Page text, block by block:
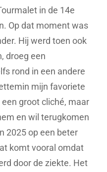
in de 14e
Op dat moment was
Hij werd toen ook
droeg een
rond in een andere
mijn favoriete
groot cliché, maar
en wil terugkomen
2025 op een beter
komt vooral omdat
door de ziekte. Het